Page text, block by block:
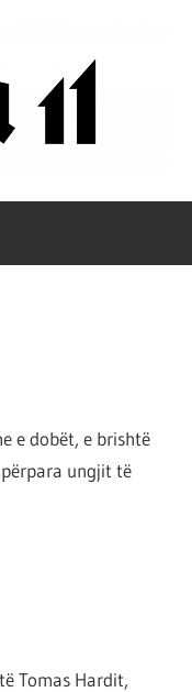
e dobët, e brishtë
ungjit të
Tomas Hardit,